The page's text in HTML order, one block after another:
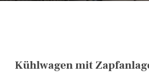
EN
Kühlwagen mit